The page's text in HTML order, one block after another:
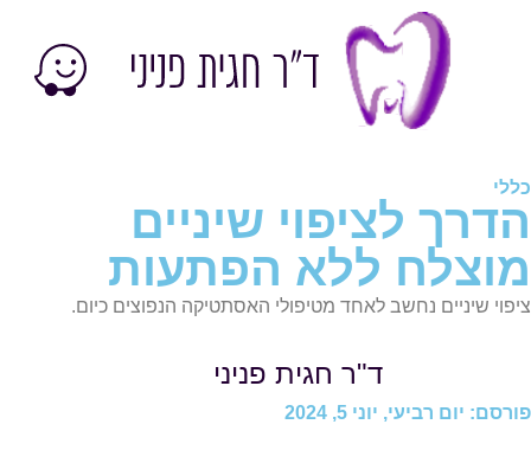
כללי
הדרך לציפוי שיניים
מוצלח ללא הפתעות
ציפוי שיניים נחשב לאחד מטיפולי האסתטיקה הנפוצים כיום.
ד"ר חגית פניני
פורסם: יום רביעי, יוני 5, 2024